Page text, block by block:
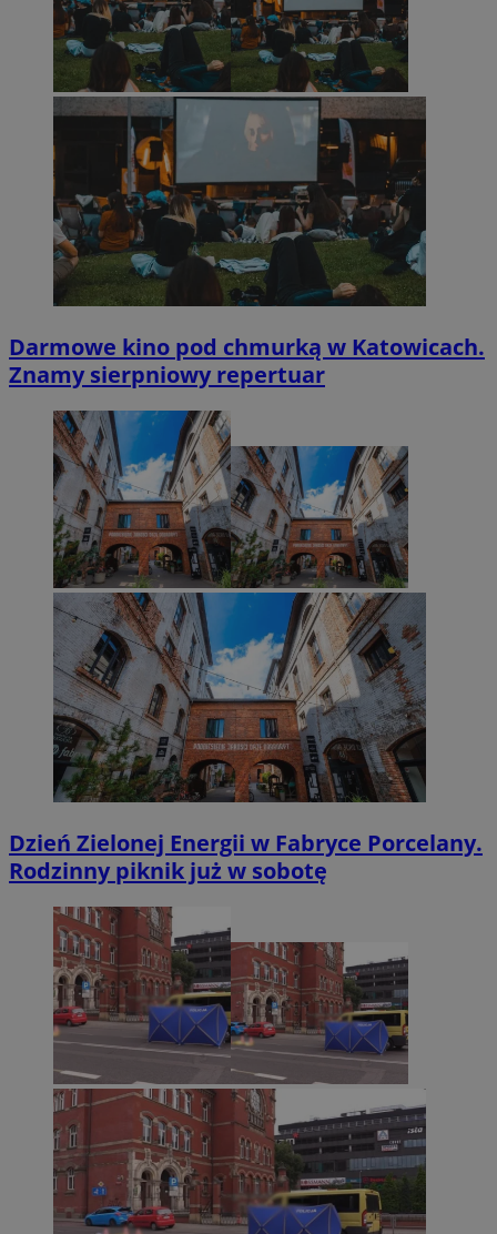
Darmowe kino pod chmurką w Katowicach.
Znamy sierpniowy repertuar
Dzień Zielonej Energii w Fabryce Porcelany.
Rodzinny piknik już w sobotę